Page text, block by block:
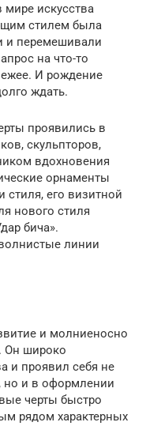
мире искусства
стилем была
и перемешивали
на что-то
И рождение
ждать.
проявились в
скульпторов,
вдохновения
орнаменты
его визитной
нового стиля
бича».
линии
и молниеносно
Он широко
и проявил себя не
но и в оформлении
черты быстро
рядом характерных